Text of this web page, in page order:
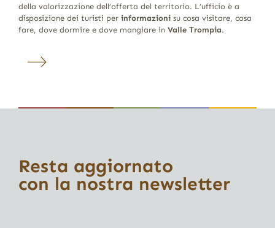
della valorizzazione dell’offerta del territorio. L’ufficio è a
disposizione dei turisti per informazionisu cosa visitare, cosa
fare, dove dormire e dove mangiare in Valle Trompia.
Resta aggiornato
con la nostra newsletter